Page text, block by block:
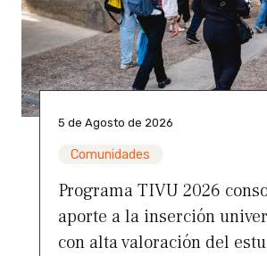
5 de Agosto de 2026
Comunidades
Programa TIVU 2026
aporte a la inserción
con alta valoración del